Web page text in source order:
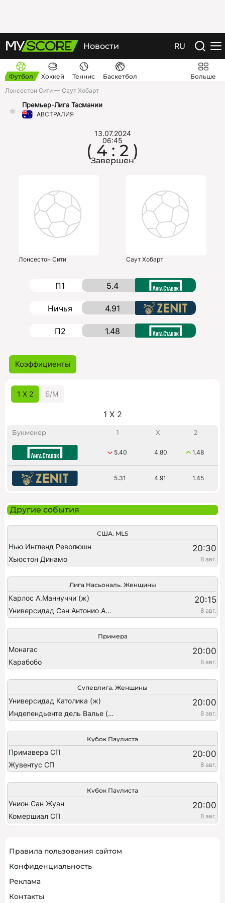
Новости RU
Футбол Хоккей Теннис Баскетбол
Больше
Лонсестон Сити — Саут Хобарт
АВСТРАЛИЯ
Премьер-Лига Тасмании
Лонсестон Сити
13.07.2024
06:45
( 4 : 2 )
Завершен
Саут Хобарт
П1 5.4
Ничья 4.91
П2 1.48
Коэффициенты
1 X 2 Б/M
1 X 2
Букмекер 1 X 2
5.40 4.80 1.48
5.31 4.91 1.45
Другие события
США. MLS
Нью Ингленд Революшн 20:30
Хьюстон Динамо 8 авг.
Лига Насьональ. Женщины
Карлос А.Маннуччи (ж) 20:15
Универсидад Сан Антонио Абад (ж) 8 авг.
Примера
Монагас 20:00
Карабобо 8 авг.
Суперлига. Женщины
Универсидад Католика (ж) 20:00
Индепендьенте дель Валье (ж) 8 авг.
Кубок Паулиста
Примавера СП 20:00
Жувентус СП 8 авг.
Кубок Паулиста
Унион Сан Жуан 20:00
Комершиал СП 8 авг.
Правила пользования сайтом
Конфиденциальность
Реклама
Контакты